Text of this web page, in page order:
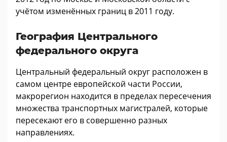
учётом изменённых границ в 2011 году.
География Центрального
федерального округа
Центральный федеральный округ расположен в
самом центре европейской части России,
макрорегион находится в пределах пересечения
множества транспортных магистралей, которые
пересекают его в совершенно разных
направлениях.